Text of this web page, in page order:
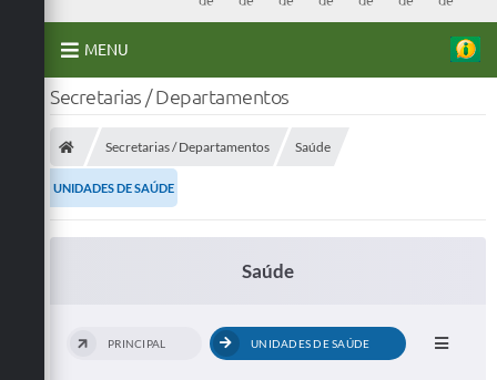
MENU
A Prefeitura
Secretarias
Telefones
Licitações
Concursos e Processos Seletivos
Secretarias / Departamentos
Secretarias / Departamentos Saúde
UNIDADES DE SAÚDE
Saúde
PRINCIPAL UNIDADES DE SAÚDE